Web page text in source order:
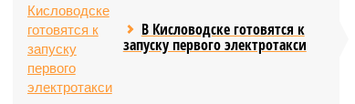
В Кисловодске готовятся к
запуску первого электротакси